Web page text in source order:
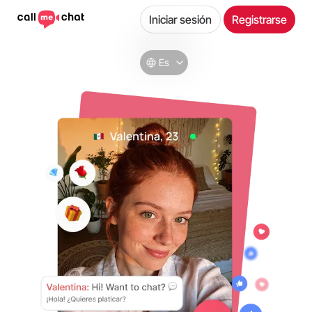
Es
Iniciar sesión Registrarse